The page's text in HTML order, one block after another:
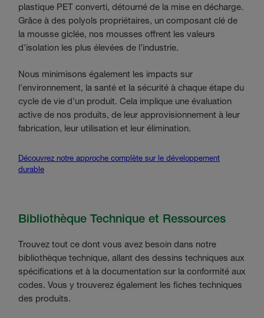
plastique PET converti, détourné de la mise en décharge.
Grâce à des polyols propriétaires, un composant clé de
la mousse giclée, nos mousses offrent les valeurs
d'isolation les plus élevées de l’industrie.
Nous minimisons également les impacts sur
l'environnement, la santé et la sécurité à chaque étape du
cycle de vie d'un produit. Cela implique une évaluation
active de nos produits, de leur approvisionnement à leur
fabrication, leur utilisation et leur élimination.
Découvrez notre approche complète sur le développement
durable
Bibliothèque Technique et Ressources
Trouvez tout ce dont vous avez besoin dans notre
bibliothèque technique, allant des dessins techniques aux
spécifications et à la documentation sur la conformité aux
codes. Vous y trouverez également les fiches techniques
des produits.